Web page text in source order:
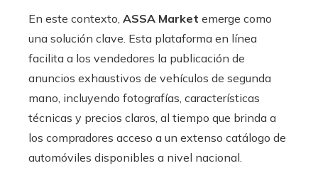
En este contexto, ASSA Market emerge como
una solución clave. Esta plataforma en línea
facilita a los vendedores la publicación de
anuncios exhaustivos de vehículos de segunda
mano, incluyendo fotografías, características
técnicas y precios claros, al tiempo que brinda a
los compradores acceso a un extenso catálogo de
automóviles disponibles a nivel nacional.